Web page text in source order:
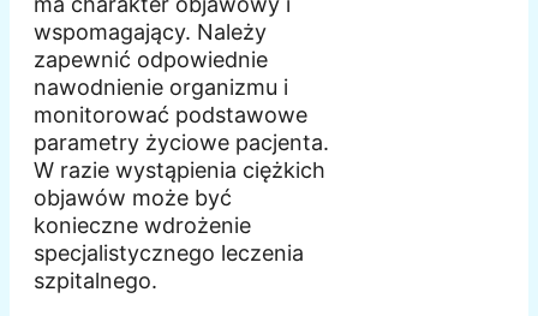
wspomagający. Należy
zapewnić odpowiednie
nawodnienie organizmu i
monitorować podstawowe
parametry życiowe pacjenta.
W razie wystąpienia ciężkich
objawów może być
konieczne wdrożenie
specjalistycznego leczenia
szpitalnego.